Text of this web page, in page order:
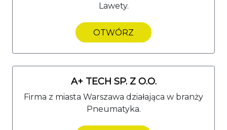
Lawety.
OTWÓRZ
A+ TECH SP. Z O.O.
Firma z miasta Warszawa działająca w branży
Pneumatyka.